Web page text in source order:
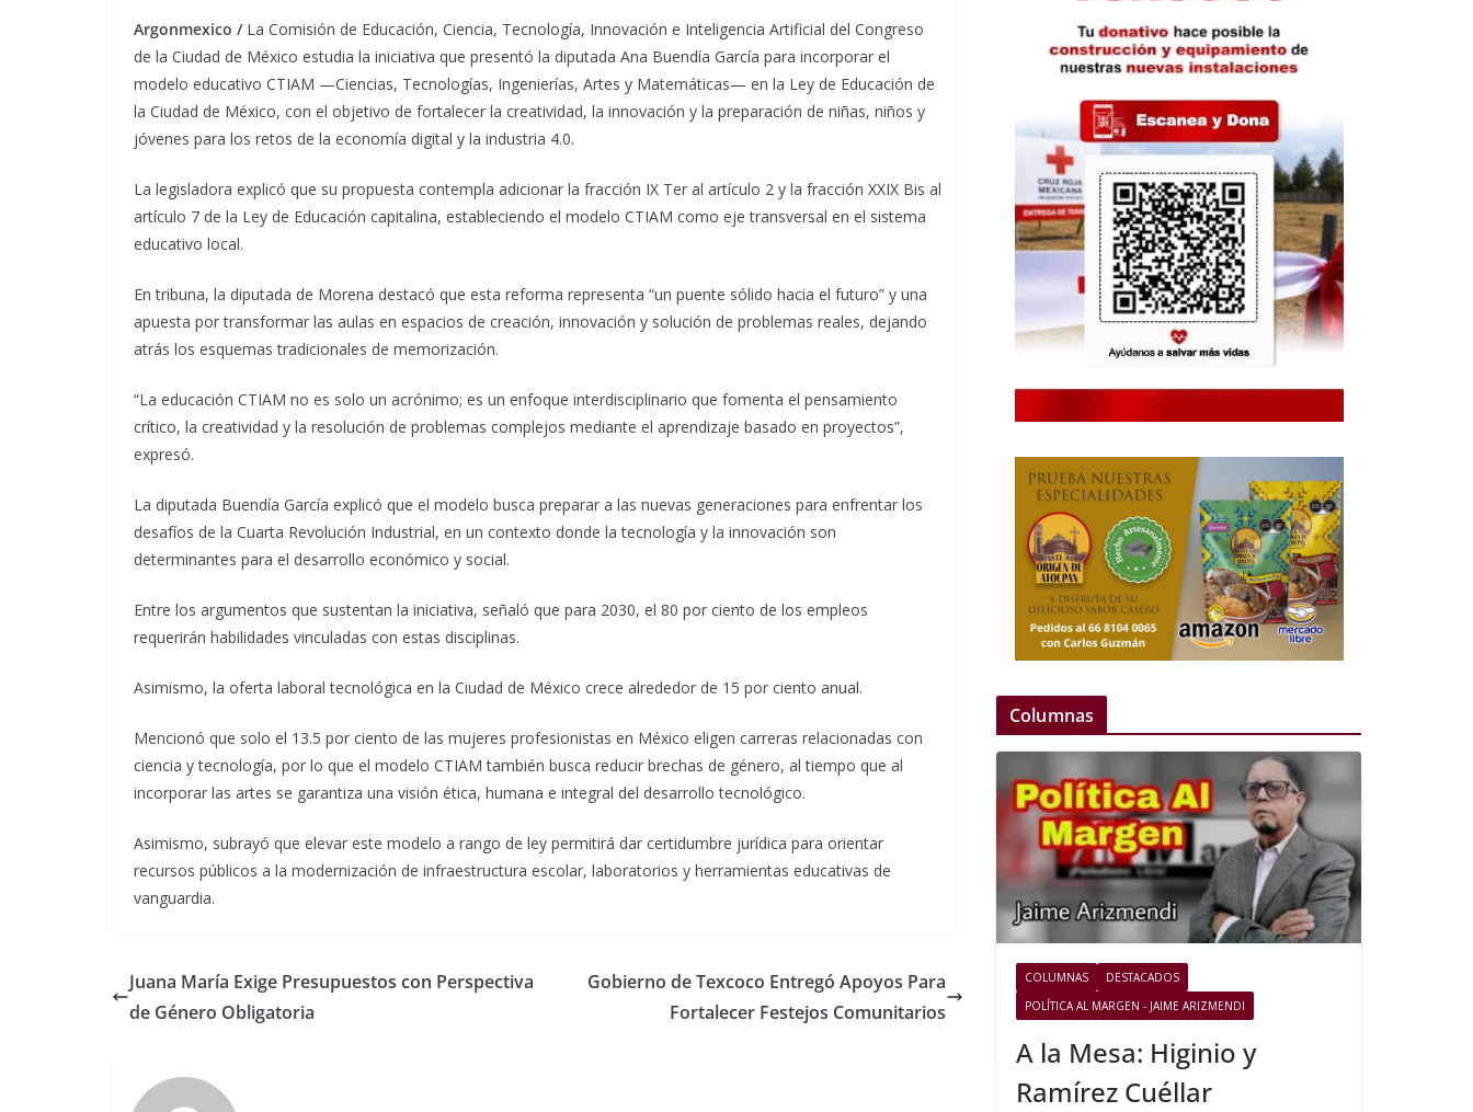
Argonmexico / La Comisión de Educación, Ciencia, Tecnología, Innovación e Inteligencia Artificial del Congreso
de la Ciudad de México estudia la iniciativa que presentó la diputada Ana Buendía García para incorporar el
modelo educativo CTIAM —Ciencias, Tecnologías, Ingenierías, Artes y Matemáticas— en la Ley de Educación de
la Ciudad de México, con el objetivo de fortalecer la creatividad, la innovación y la preparación de niñas, niños y
jóvenes para los retos de la economía digital y la industria 4.0.
La legisladora explicó que su propuesta contempla adicionar la fracción IX Ter al artículo 2 y la fracción XXIX Bis al
artículo 7 de la Ley de Educación capitalina, estableciendo el modelo CTIAM como eje transversal en el sistema
educativo local.
En tribuna, la diputada de Morena destacó que esta reforma representa “un puente sólido hacia el futuro” y una
apuesta por transformar las aulas en espacios de creación, innovación y solución de problemas reales, dejando
atrás los esquemas tradicionales de memorización.
“La educación CTIAM no es solo un acrónimo; es un enfoque interdisciplinario que fomenta el pensamiento
crítico, la creatividad y la resolución de problemas complejos mediante el aprendizaje basado en proyectos”,
expresó.
La diputada Buendía García explicó que el modelo busca preparar a las nuevas generaciones para enfrentar los
desafíos de la Cuarta Revolución Industrial, en un contexto donde la tecnología y la innovación son
determinantes para el desarrollo económico y social.
Entre los argumentos que sustentan la iniciativa, señaló que para 2030, el 80 por ciento de los empleos
requerirán habilidades vinculadas con estas disciplinas.
Asimismo, la oferta laboral tecnológica en la Ciudad de México crece alrededor de 15 por ciento anual.
Mencionó que solo el 13.5 por ciento de las mujeres profesionistas en México eligen carreras relacionadas con
ciencia y tecnología, por lo que el modelo CTIAM también busca reducir brechas de género, al tiempo que al
incorporar las artes se garantiza una visión ética, humana e integral del desarrollo tecnológico.
Asimismo, subrayó que elevar este modelo a rango de ley permitirá dar certidumbre jurídica para orientar
recursos públicos a la modernización de infraestructura escolar, laboratorios y herramientas educativas de
vanguardia.
Juana María Exige Presupuestos con Perspectiva
de Género Obligatoria
Gobierno de Texcoco Entregó Apoyos Para
Fortalecer Festejos Comunitarios
Columnas
COLUMNAS
DESTACADOS
POLÍTICA AL MARGEN - JAIME ARIZMENDI
A la Mesa: Higinio y
Ramírez Cuéllar